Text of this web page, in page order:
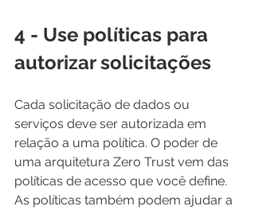
4 - Use políticas para
autorizar solicitações
Cada solicitação de dados ou
serviços deve ser autorizada em
relação a uma política. O poder de
uma arquitetura Zero Trust vem das
políticas de acesso que você define.
As políticas também podem ajudar a